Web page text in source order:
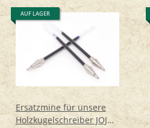
AUF LAGER
Ersatzmine für unsere
Holzkugelschreiber JOJO